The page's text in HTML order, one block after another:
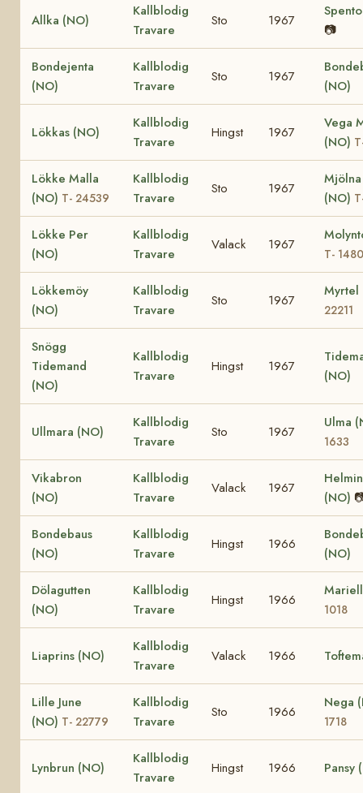
Allka (NO)
Kallblodig
Travare
Sto 1967
📷
Bondejenta
(NO)
Kallblodig
Travare
Sto 1967
(NO)
Lökkas (NO)
Kallblodig
Travare
Hingst 1967
Vega
(NO)
Lökke Malla
(NO) T- 24539
Kallblodig
Travare
Sto 1967
(NO)
Lökke Per
(NO)
Kallblodig
Travare
Valack 1967
T- 1480
Lökkemöy
(NO)
Kallblodig
Travare
Sto 1967
22211
Snögg
Tidemand
(NO)
Kallblodig
Travare
Hingst 1967
(NO)
Ullmara (NO)
Kallblodig
Travare
Sto 1967
Ulma
1633
Vikabron
(NO)
Kallblodig
Travare
Valack 1967
(NO)
Bondebaus
(NO)
Kallblodig
Travare
Hingst 1966
(NO)
Dölagutten
(NO)
Kallblodig
Travare
Hingst 1966
1018
Liaprins (NO)
Kallblodig
Travare
Valack 1966
Lille June
(NO) T- 22779
Kallblodig
Travare
Sto 1966
Nega
1718
Lynbrun (NO)
Kallblodig
Travare
Hingst 1966 Pansy